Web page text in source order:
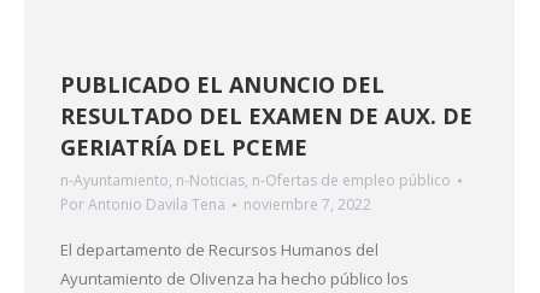
PUBLICADO EL ANUNCIO DEL
RESULTADO DEL EXAMEN DE AUX. DE
GERIATRÍA DEL PCEME
n-Ayuntamiento, n-Noticias, n-Ofertas de empleo público
PorAntonio Davila Tena noviembre 7, 2022
El departamento de Recursos Humanos del
Ayuntamiento de Olivenza ha hecho público los